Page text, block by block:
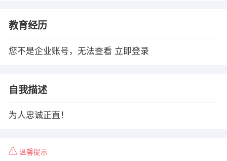
教育经历
您不是企业账号，无法查看 立即登录
自我描述
为人忠诚正直！
温馨提示